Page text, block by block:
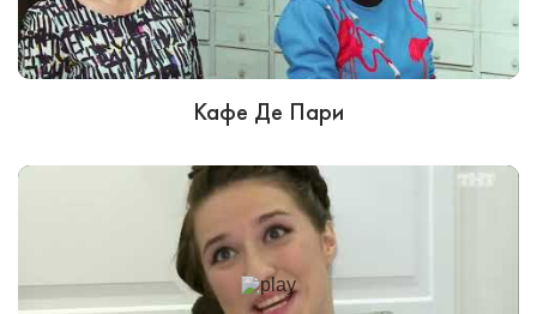
Кафе Де Пари